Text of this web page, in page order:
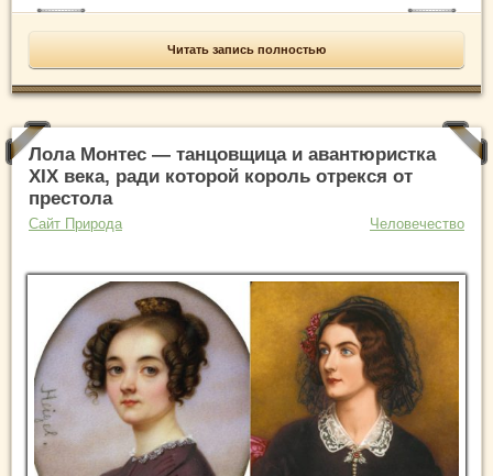
Читать запись полностью
Лола Монтес — танцовщица и авантюристка
XIX века, ради которой король отрекся от
престола
Сайт Природа Человечество